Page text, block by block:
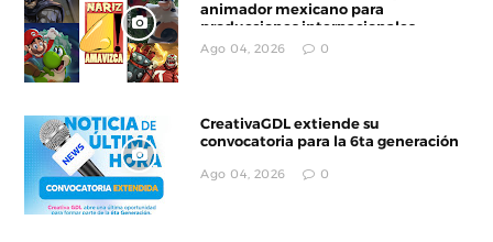
animador mexicano para
producciones internacionales
Ago 04, 2026 0
CreativaGDL extiende su
convocatoria para la 6ta generación
Ago 04, 2026 0